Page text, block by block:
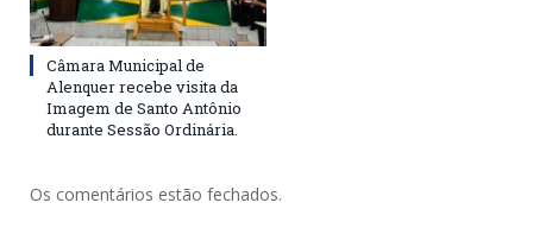
Câmara Municipal de
Alenquer recebe visita da
Imagem de Santo Antônio
durante Sessão Ordinária.
Os comentários estão fechados.